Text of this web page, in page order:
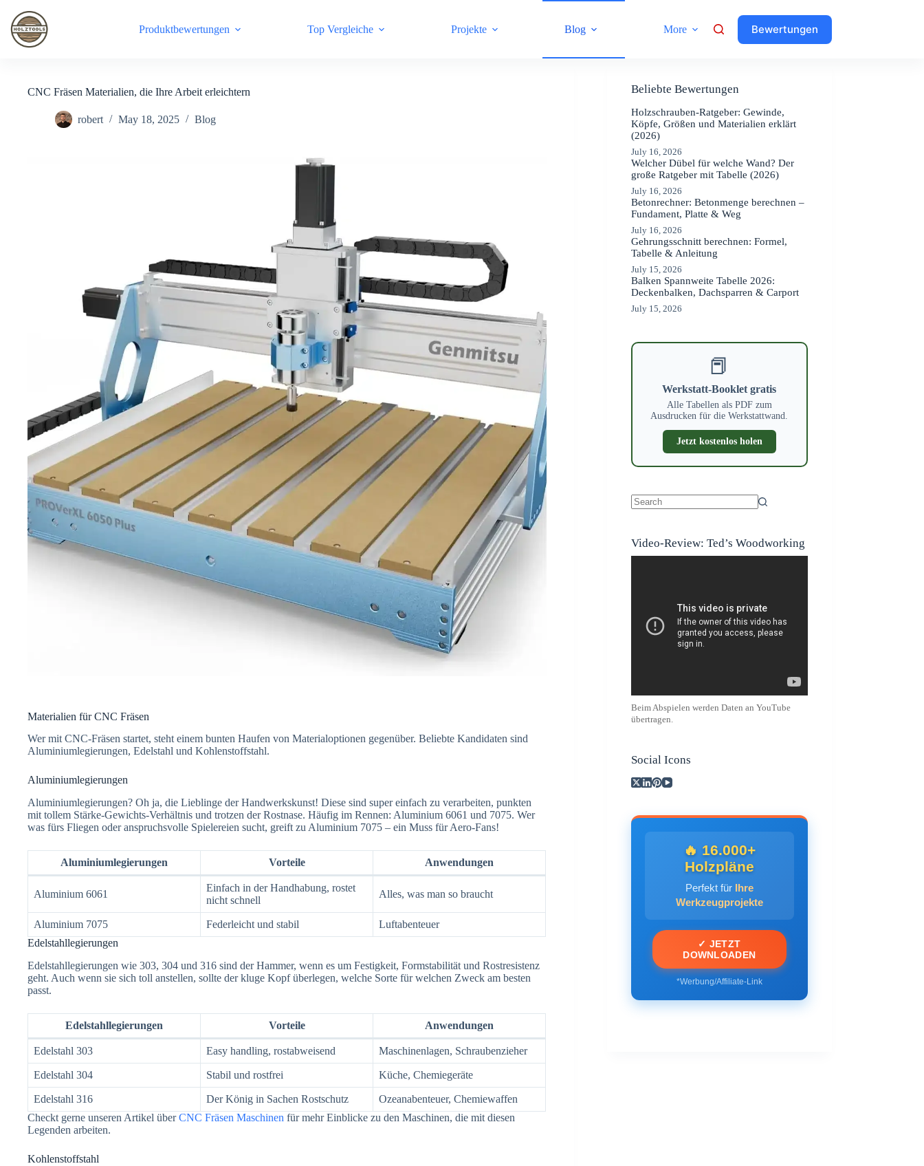
content
Produktbewertungen Top Vergleiche Projekte Blog More Bewertungen
CNC Fräsen Materialien, die Ihre Arbeit erleichtern
robert May 18, 2025 Blog
Materialien für CNC Fräsen
Wer mit CNC-Fräsen startet, steht einem bunten Haufen von Materialoptionen gegenüber. Beliebte Kandidaten sind
Aluminiumlegierungen, Edelstahl und Kohlenstoffstahl.
Aluminiumlegierungen
Aluminiumlegierungen? Oh ja, die Lieblinge der Handwerkskunst! Diese sind super einfach zu verarbeiten, punkten
mit tollem Stärke-Gewichts-Verhältnis und trotzen der Rostnase. Häufig im Rennen: Aluminium 6061 und 7075. Wer
was fürs Fliegen oder anspruchsvolle Spielereien sucht, greift zu Aluminium 7075 – ein Muss für Aero-Fans!
Aluminiumlegierungen Vorteile Anwendungen
Aluminium 6061
Einfach in der Handhabung, rostet
nicht schnell
Alles, was man so braucht
Aluminium 7075 Federleicht und stabil
Luftabenteuer
Edelstahllegierungen
Edelstahllegierungen wie 303, 304 und 316 sind der Hammer, wenn es um Festigkeit, Formstabilität und Rostresistenz
geht. Auch wenn sie sich toll anstellen, sollte der kluge Kopf überlegen, welche Sorte für welchen Zweck am besten
passt.
Edelstahllegierungen Vorteile Anwendungen
Edelstahl 303 Easy handling, rostabweisend Maschinenlagen, Schraubenzieher
Edelstahl 304 Stabil und rostfrei Küche, Chemiegeräte
Edelstahl 316 Der König in Sachen Rostschutz
Ozeanabenteuer, Chemiewaffen
Checkt gerne unseren Artikel überCNC Fräsen Maschinen für mehr Einblicke zu den Maschinen, die mit diesen
Legenden arbeiten.
Kohlenstoffstahl
Beliebte Bewertungen
Holzschrauben-Ratgeber: Gewinde,
Köpfe, Größen und Materialien erklärt
(2026)
July 16, 2026
Welcher Dübel für welche Wand? Der
große Ratgeber mit Tabelle (2026)
July 16, 2026
Betonrechner: Betonmenge berechnen –
Fundament, Platte & Weg
July 16, 2026
Gehrungsschnitt berechnen: Formel,
Tabelle & Anleitung
July 15, 2026
Balken Spannweite Tabelle 2026:
Deckenbalken, Dachsparren & Carport
July 15, 2026
📕
Werkstatt-Booklet gratis
Alle Tabellen als PDF zum
Ausdrucken für die Werkstattwand.
Jetzt kostenlos holen
Video-Review: Ted’s Woodworking
Beim Abspielen werden Daten an YouTube
übertragen.
Social Icons
🔥 16.000+
Holzpläne
Perfekt für
Ihre
Werkzeugprojekte
✓ JETZT
DOWNLOADEN
*Werbung/Affiliate-Link